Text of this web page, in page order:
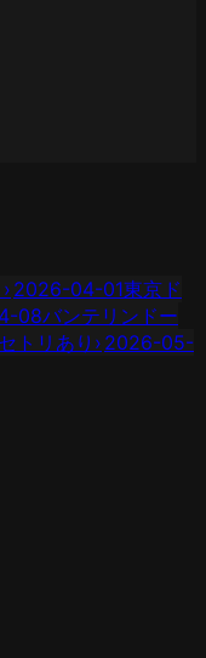
› 2026-04-01東京ド
08バンテリンドー
セトリあり › 2026-05-